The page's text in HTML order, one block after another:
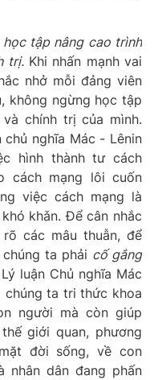
tập nâng cao trình
trị.Khi nhấn mạnh vai
nhở mỗi đảng viên
không ngừng học tập
chính trị của mình.
nghĩa Mác - Lênin
hình thành tư cách
cách mạng lôi cuốn
việc cách mạng là
khǎn. Để cân nhắc
các mâu thuẫn, để
ta phải cố gắng
Lý luận Chủ nghĩa Mác
chúng ta tri thức khoa
người mà còn giúp
giới quan, phương
đời sống, về con
nhân dân đang phấn